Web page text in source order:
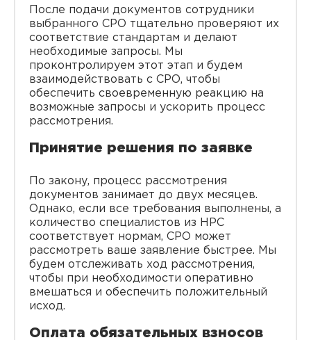
После подачи документов сотрудники
выбранного СРО тщательно проверяют их
соответствие стандартам и делают
необходимые запросы. Мы
проконтролируем этот этап и будем
взаимодействовать с СРО, чтобы
обеспечить своевременную реакцию на
возможные запросы и ускорить процесс
рассмотрения.
Принятие решения по заявке
По закону, процесс рассмотрения
документов занимает до двух месяцев.
Однако, если все требования выполнены, а
количество специалистов из НРС
соответствует нормам, СРО может
рассмотреть ваше заявление быстрее. Мы
будем отслеживать ход рассмотрения,
чтобы при необходимости оперативно
вмешаться и обеспечить положительный
исход.
Оплата обязательных взносов